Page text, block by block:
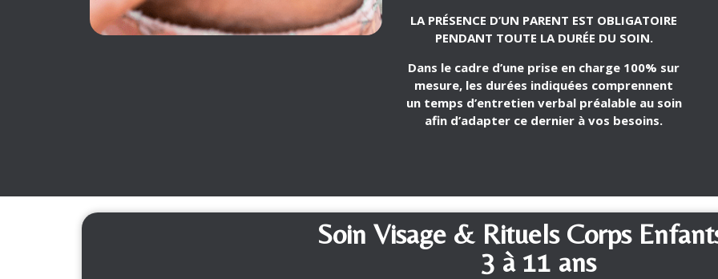
LA PRÉSENCE D’UN PARENT EST OBLIGATOIRE
PENDANT TOUTE LA DURÉE DU SOIN.
Dans le cadre d’une prise en charge 100% sur
mesure, les durées indiquées comprennent
un temps d’entretien verbal préalable au soin
afin d’adapter ce dernier à vos besoins.
Soin Visage & Rituels Corps
3 à 11 ans